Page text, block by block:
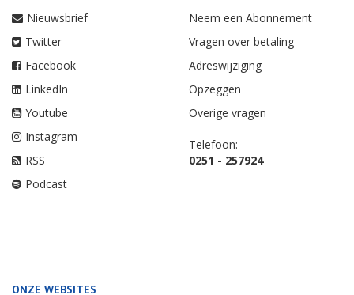
Nieuwsbrief
Twitter
Facebook
LinkedIn
Youtube
Instagram
RSS
Podcast
Neem een Abonnement
Vragen over betaling
Adreswijziging
Opzeggen
Overige vragen
Telefoon:
0251 - 257924
ONZE WEBSITES